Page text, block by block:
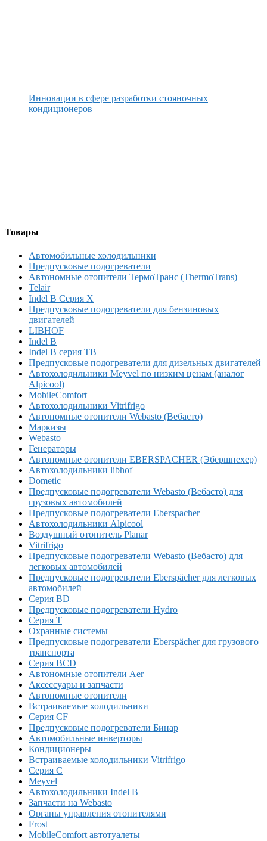
Инновации в сфере разработки стояночных
кондиционеров
Товары
Автомобильные холодильники
Предпусковые подогреватели
Автономные отопители ТермоТранс (ThermoTrans)
Telair
Indel B Серия X
Предпусковые подогреватели для бензиновых
двигателей
LIBHOF
Indel B
Indel B серия TB
Предпусковые подогреватели для дизельных двигателей
Автохолодильники Meyvel по низким ценам (аналог
Alpicool)
MobileComfort
Автохолодильники Vitrifrigo
Автономные отопители Webasto (Вебасто)
Маркизы
Webasto
Генераторы
Автономные отопители EBERSPACHER (Эбершпехер)
Автохолодильники libhof
Dometic
Предпусковые подогреватели Webasto (Вебасто) для
грузовых автомобилей
Предпусковые подогреватели Eberspacher
Автохолодильники Alpicool
Воздушный отопитель Planar
Vitrifrigo
Предпусковые подогреватели Webasto (Вебасто) для
легковых автомобилей
Предпусковые подогреватели Eberspächer для легковых
автомобилей
Серия BD
Предпусковые подогреватели Hydro
Серия T
Охранные системы
Предпусковые подогреватели Eberspächer для грузового
транспорта
Серия BCD
Автономные отопители Аer
Аксессуары и запчасти
Автономные отопители
Встраиваемые холодильники
Серия CF
Предпусковые подогреватели Бинар
Автомобильные инверторы
Кондиционеры
Встраиваемые холодильники Vitrifrigo
Серия C
Meyvel
Автохолодильники Indel B
Запчасти на Webasto
Органы управления отопителями
Frost
MobileComfort автотуалеты